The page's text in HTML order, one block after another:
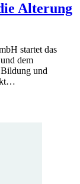
Alterung
startet das
dem
und